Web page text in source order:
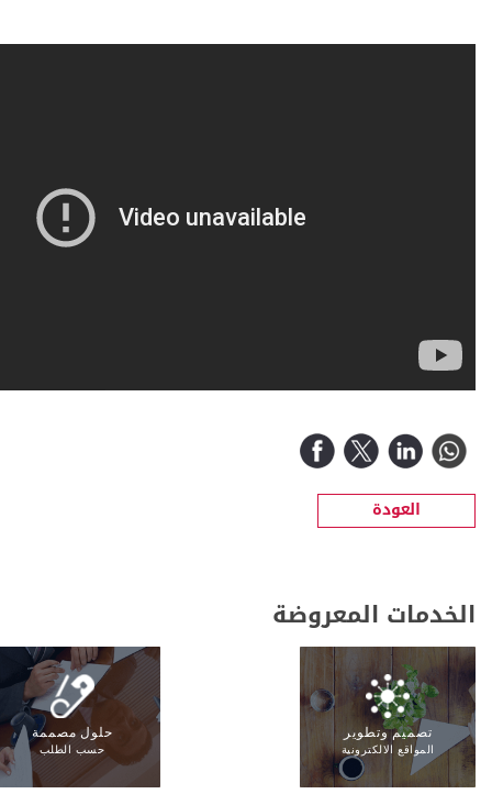
العودة
الخدمات المعروضة
تصميم وتطوير
المواقع الالكترونية
حلول مصممة
حسب الطلب